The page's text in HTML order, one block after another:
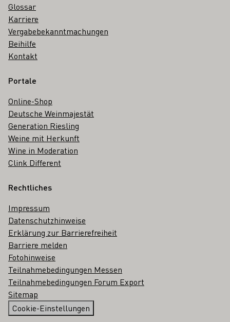
Glossar
Karriere
Vergabebekanntmachungen
Beihilfe
Kontakt
Portale
Online-Shop
Deutsche Weinmajestät
Generation Riesling
Weine mit Herkunft
Wine in Moderation
Clink Different
Rechtliches
Impressum
Datenschutzhinweise
Erklärung zur Barrierefreiheit
Barriere melden
Fotohinweise
Teilnahmebedingungen Messen
Teilnahmebedingungen Forum Export
Sitemap
Cookie-Einstellungen